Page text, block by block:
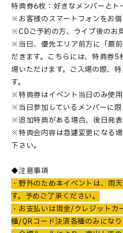
特典券6枚：好きなメンバーとト
※お客様のスマートフォンをお
※CDご予約の方、ライブ後のお
※当日、優先エリア前方に「最
だきます。こちらには、特典券5
場いただけます。ご入場の際、
す。
※特典券はイベント当日のみ使用
※当日参加しているメンバーに限
※追加特典がある場合、後日発
※特典会内容は急遽変更になる
下さい。
◆注意事項
・野外のため本イベントは、雨
す。予めご了承ください。
・お支払いは現金/クレジットカ
種/QRコード決済各種のみになり